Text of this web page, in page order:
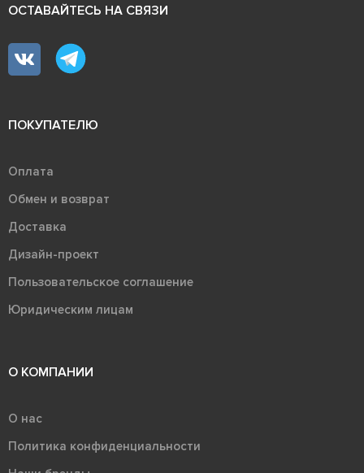
ОСТАВАЙТЕСЬ НА СВЯЗИ
ПОКУПАТЕЛЮ
Оплата
Обмен и возврат
Доставка
Дизайн-проект
Пользовательское соглашение
Юридическим лицам
О КОМПАНИИ
О нас
Политика конфиденциальности